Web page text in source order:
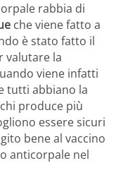
rabbia di
che viene fatto a
è stato fatto il
valutare la
viene infatti
tutti abbiano la
produce più
essere sicuri
bene al vaccino
anticorpale nel